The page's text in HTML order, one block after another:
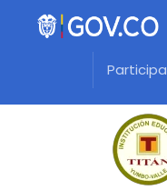
Participa